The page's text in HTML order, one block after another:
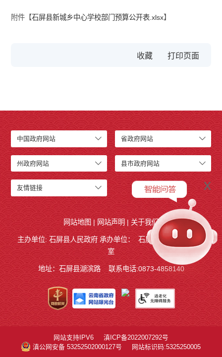
附件【石屏县新城乡中心学校部门预算公开表.xlsx】
收藏
中国政府网站 省政府网站
州政府网站 县市政府网站
友情链接
网站地图 | 网站声明 | 关于我们
主办单位: 石屏县人民政府 承办单位： 石屏县人民政府 办公
室
地址：石屏县湖滨路 联系电话:0873-4858140
x
网站支持IPV6
滇ICP备2022007292号
滇公网安备 53252502000127号
网站标识码:5325250005